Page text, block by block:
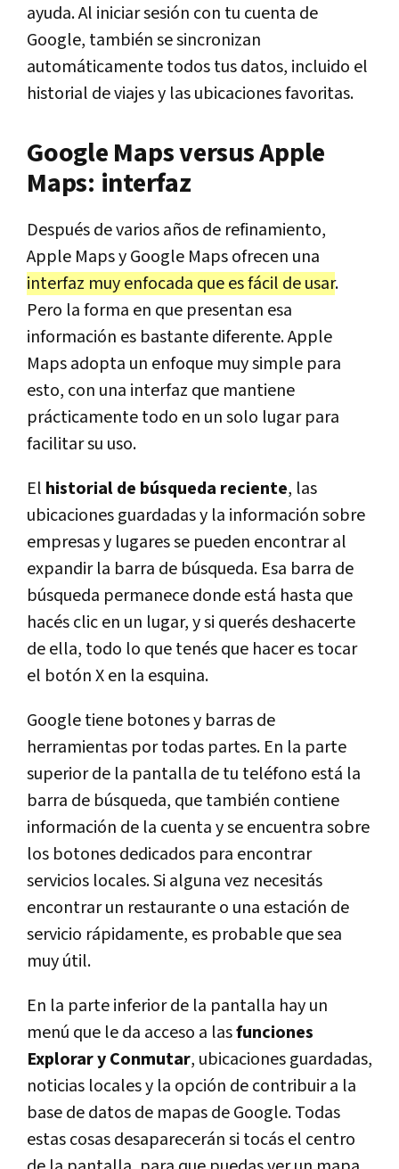
ayuda. Al iniciar sesión con tu cuenta de
Google, también se sincronizan
automáticamente todos tus datos, incluido el
historial de viajes y las ubicaciones favoritas.
Google Maps versus Apple
Maps: interfaz
Después de varios años de refinamiento,
Apple Maps y Google Maps ofrecen una
interfaz muy enfocada que es fácil de usar.
Pero la forma en que presentan esa
información es bastante diferente. Apple
Maps adopta un enfoque muy simple para
esto, con una interfaz que mantiene
prácticamente todo en un solo lugar para
facilitar su uso.
El historial de búsqueda reciente, las
ubicaciones guardadas y la información sobre
empresas y lugares se pueden encontrar al
expandir la barra de búsqueda. Esa barra de
búsqueda permanece donde está hasta que
hacés clic en un lugar, y si querés deshacerte
de ella, todo lo que tenés que hacer es tocar
el botón X en la esquina.
Google tiene botones y barras de
herramientas por todas partes. En la parte
superior de la pantalla de tu teléfono está la
barra de búsqueda, que también contiene
información de la cuenta y se encuentra sobre
los botones dedicados para encontrar
servicios locales. Si alguna vez necesitás
encontrar un restaurante o una estación de
servicio rápidamente, es probable que sea
muy útil.
En la parte inferior de la pantalla hay un
menú que le da acceso a lasfunciones
Explorar y Conmutar, ubicaciones guardadas,
noticias locales y la opción de contribuir a la
base de datos de mapas de Google. Todas
estas cosas desaparecerán si tocás el centro